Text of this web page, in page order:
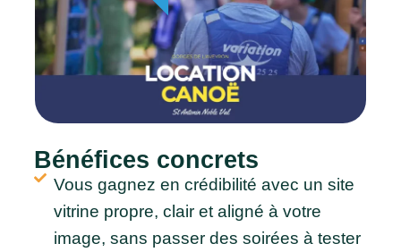
Bénéfices concrets
Vous gagnez en crédibilité avec un site
vitrine propre, clair et aligné à votre
image, sans passer des soirées à tester